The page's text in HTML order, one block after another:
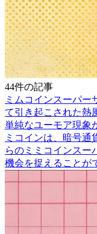
44件の記事
ミムコインスーパー
て引き起こされた熱
単純なユーモア現象
ミコインは、暗号通
らのミミコインスー
機会を捉えることが